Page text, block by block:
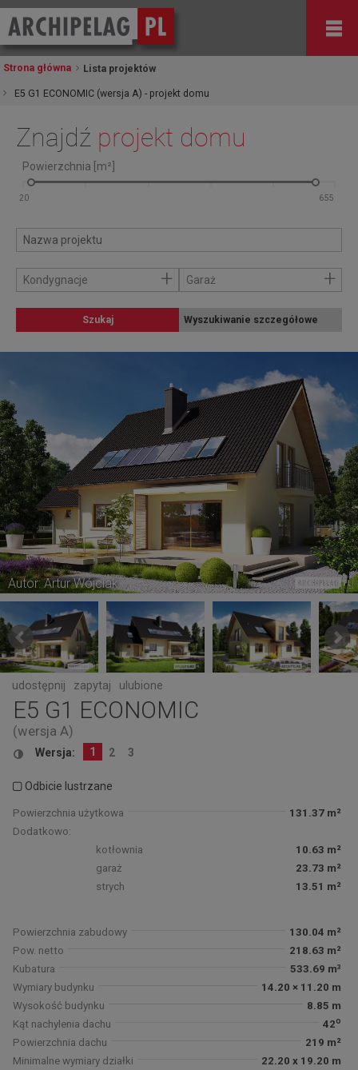
Strona główna Lista projektów
E5 G1 ECONOMIC (wersja A) - projekt domu
Znajdź projekt domu
Powierzchnia [m²]
Kondygnacje + Garaż +
Szukaj Wyszukiwanie szczegółowe
Autor: Artur Wójciak
udostępnij zapytaj ulubione
E5 G1 ECONOMIC
(wersja A)
Wersja: 1 2 3
Odbicie lustrzane
Powierzchnia użytkowa
131.37 m²
Dodatkowo:
kotłownia
10.63 m²
garaż
23.73 m²
strych
13.51 m²
Powierzchnia zabudowy
130.04 m²
Pow. netto
218.63 m²
Kubatura
533.69 m³
Wymiary budynku
14.20 × 11.20 m
Wysokość budynku
8.85 m
Kąt nachylenia dachu
42o
Powierzchnia dachu
219 m²
Minimalne wymiary działki
22.20 x 19.20 m